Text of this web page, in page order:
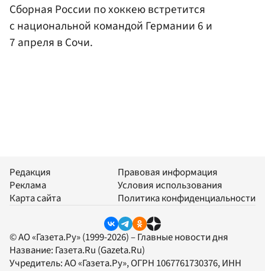
Сборная России по хоккею встретится
с национальной командой Германии 6 и
7 апреля в Сочи.
Редакция
Реклама
Карта сайта
Правовая информация
Условия использования
Политика конфиденциальности
© АО «Газета.Ру» (1999-2026) – Главные новости дня
Название: Газета.Ru (Gazeta.Ru)
Учредитель:АО «Газета.Ру», ОГРН 1067761730376, ИНН